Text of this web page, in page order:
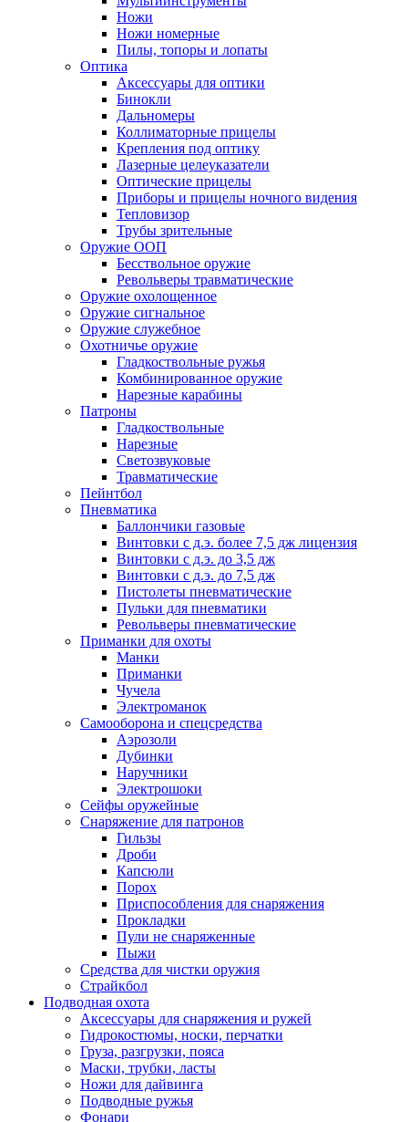
Ножи
Ножи номерные
Пилы, топоры и лопаты
Оптика
Аксессуары для оптики
Бинокли
Дальномеры
Коллиматорные прицелы
Крепления под оптику
Лазерные целеуказатели
Оптические прицелы
Приборы и прицелы ночного видения
Тепловизор
Трубы зрительные
Оружие ООП
Бесствольное оружие
Револьверы травматические
Оружие охолощенное
Оружие сигнальное
Оружие служебное
Охотничье оружие
Гладкоствольные ружья
Комбинированное оружие
Нарезные карабины
Патроны
Гладкоствольные
Нарезные
Светозвуковые
Травматические
Пейнтбол
Пневматика
Баллончики газовые
Винтовки с д.э. более 7,5 дж лицензия
Винтовки с д.э. до 3,5 дж
Винтовки с д.э. до 7,5 дж
Пистолеты пневматические
Пульки для пневматики
Револьверы пневматические
Приманки для охоты
Манки
Приманки
Чучела
Электроманок
Самооборона и спецсредства
Аэрозоли
Дубинки
Наручники
Электрошоки
Сейфы оружейные
Снаряжение для патронов
Гильзы
Дроби
Капсюли
Порох
Приспособления для снаряжения
Прокладки
Пули не снаряженные
Пыжи
Средства для чистки оружия
Страйкбол
Подводная охота
Аксессуары для снаряжения и ружей
Гидрокостюмы, носки, перчатки
Груза, разгрузки, пояса
Маски, трубки, ласты
Ножи для дайвинга
Подводные ружья
Фонари